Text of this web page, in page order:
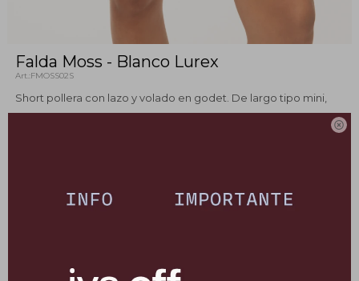

Falda Moss - Blanco Lurex
FMOSS02S
Short pollera con lazo y volado en godet. De largo tipo mini,